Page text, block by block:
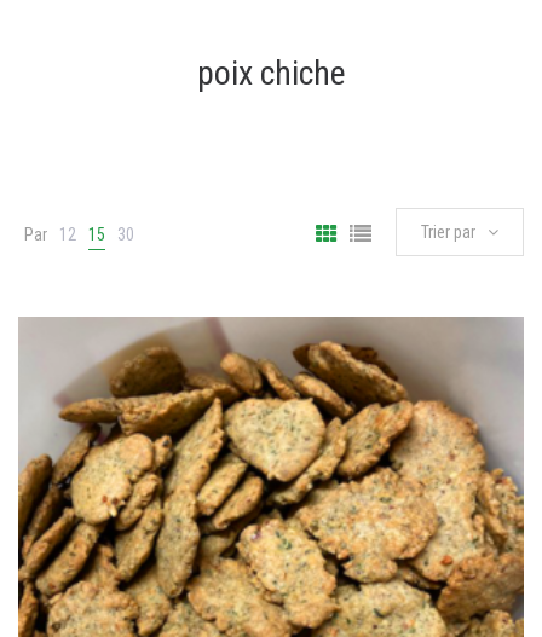
poix chiche
Par 12 15 30 Trier par